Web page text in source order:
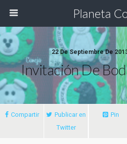
Planeta
22 De Septiembre De
Invitación De
Compartir
Publicar en
Twitter
Pin